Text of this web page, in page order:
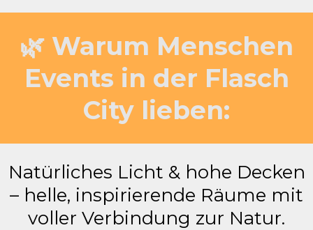
🌿 Warum Menschen
Events in der Flasch
City lieben:
Natürliches Licht & hohe Decken
– helle, inspirierende Räume mit
voller Verbindung zur Natur.